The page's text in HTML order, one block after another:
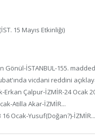
(İST. 15 Mayıs Etkinliği)
Gönül-İSTANBUL-155.
vicdani reddini
Erkan Çalpur-İZMİR-24 Ocak
Atilla Akar-İZMİR...
16 Ocak-Yusuf(Doğan?)-İZMİR...